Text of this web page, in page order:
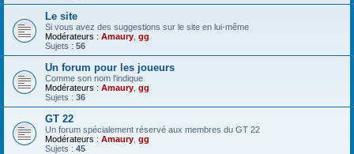
Le site
Si vous avez des suggestions sur le site en lui-même
Modérateurs : Amaury gg
Sujets : 56
Un forum pour les joueurs
Comme son nom l'indique
Modérateurs : Amaury gg
Sujets : 36
GT 22
Un forum spécialement réservé aux membres du GT 22
Modérateurs : Amaury gg
Sujets : 45